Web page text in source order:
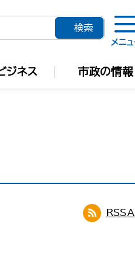
メニ
ジネス 市政の情報
RSS